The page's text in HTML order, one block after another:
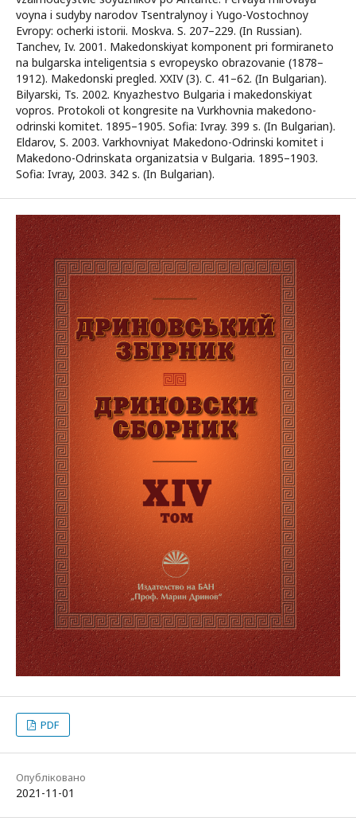
voyna i sudyby narodov Tsentralynoy i Yugo-Vostochnoy
Evropy: ocherki istorii. Moskva. S. 207–229. (In Russian).
Tanchev, Iv. 2001. Makedonskiyat komponent pri formiraneto
na bulgarska inteligentsia s evropeysko obrazovanie (1878–
1912). Makedonski pregled. XXIV (3). C. 41–62. (In Bulgarian).
Bilyarski, Ts. 2002. Knyazhestvo Bulgaria i makedonskiyat
vopros. Protokoli ot kongresite na Vurkhovnia makedono-
odrinski komitet. 1895–1905. Sofia: Ivray. 399 s. (In Bulgarian).
Eldarov, S. 2003. Varkhovniyat Makedono-Odrinski komitet i
Makedono-Odrinskata organizatsia v Bulgaria. 1895–1903.
Sofia: Ivray, 2003. 342 s. (In Bulgarian).
PDF
Опубліковано
2021-11-01